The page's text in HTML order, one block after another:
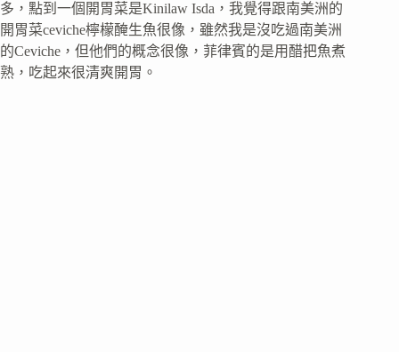
多，點到一個開胃菜是Kinilaw Isda，我覺得跟南美洲的
開胃菜ceviche檸檬醃生魚很像，雖然我是沒吃過南美洲
的Ceviche，但他們的概念很像，菲律賓的是用醋把魚煮
熟，吃起來很清爽開胃。